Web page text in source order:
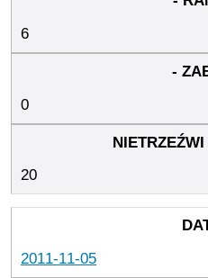
6
0
20
2011-11-05